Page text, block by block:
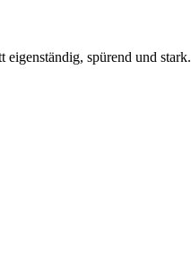
eigenständig, spürend und stark.